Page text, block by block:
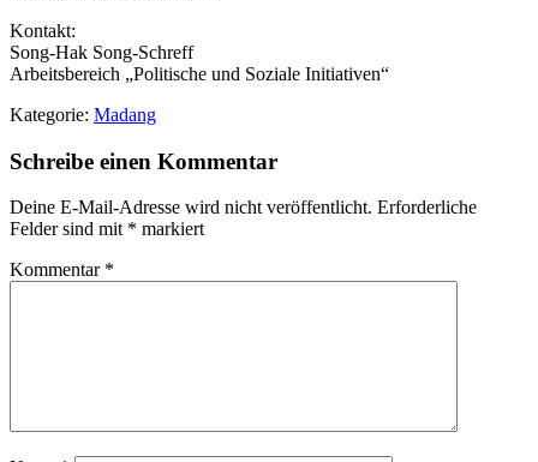
Kontakt:
Song-Hak Song-Schreff
Arbeitsbereich „Politische und Soziale Initiativen“
Kategorie: Madang
Schreibe einen Kommentar
Deine E-Mail-Adresse wird nicht veröffentlicht. Erforderliche
Felder sind mit * markiert
Kommentar *